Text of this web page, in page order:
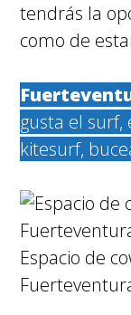
tendrás la
como de
gusta el surf,
kitesurf,
Espacio de